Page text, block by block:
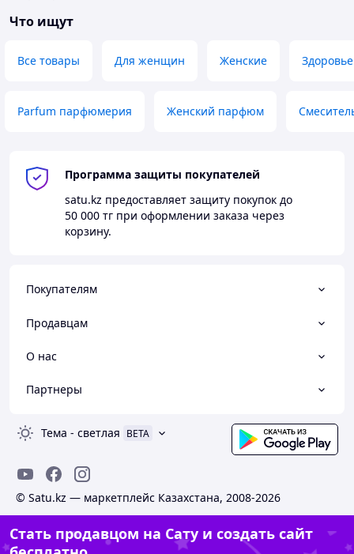
душа, туалета
Что ищут
Все товары Для женщин Женские Здоровье
Parfum парфюмерия Женский парфюм
Программа защиты покупателей
satu.kz предоставляет защиту покупок до
50 000 тг при оформлении заказа через
корзину.
Покупателям
Продавцам
О нас
Партнеры
Тема - светлая BETA
© Satu.kz — маркетплейс Казахстана, 2008-2026
Стать продавцом на Сату и создать сайт